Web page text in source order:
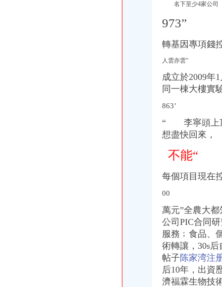
名下至少4家公司
973”
轉基因專項錢
人雲亦雲”
成立於2009年
同一棟大樓實
863’
“ 李寧頭上
想盡快回來，
不能“
每個項目現在
00
萬元”全農大
公司PIC合同
服務﹔食品
術轉讓，30s
帖子 陈家湾注
后10年，出
濟福霖生物技